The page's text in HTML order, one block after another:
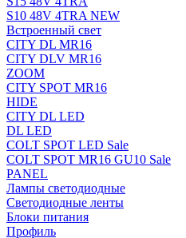
S10 48V 4TRA NEW
Встроенный свет
CITY DL MR16
CITY DLV MR16
ZOOM
CITY SPOT MR16
HIDE
CITY DL LED
DL LED
COLT SPOT LED Sale
COLT SPOT MR16 GU10 Sale
PANEL
Лампы светодиодные
Светодиодные ленты
Блоки питания
Профиль